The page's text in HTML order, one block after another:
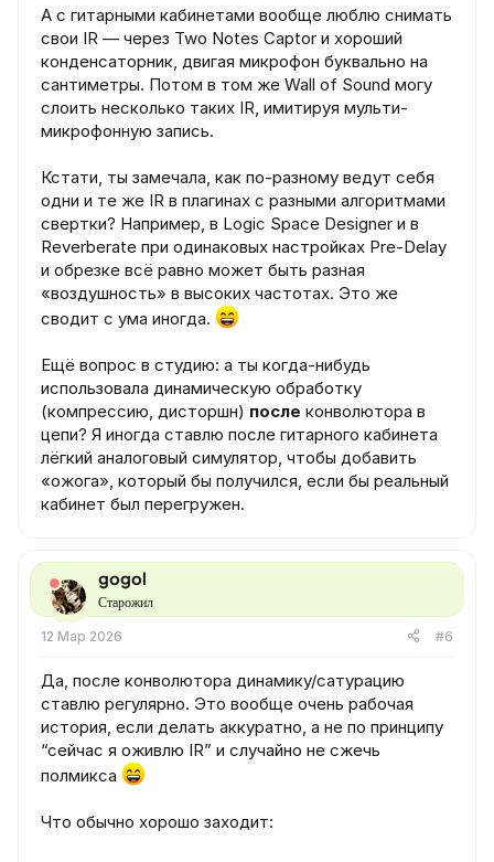
А с гитарными кабинетами вообще люблю снимать
свои IR — через Two Notes Captor и хороший
конденсаторник, двигая микрофон буквально на
сантиметры. Потом в том же Wall of Sound могу
слоить несколько таких IR, имитируя мульти-
микрофонную запись.
Кстати, ты замечала, как по-разному ведут себя
одни и те же IR в плагинах с разными алгоритмами
свертки? Например, в Logic Space Designer и в
Reverberate при одинаковых настройках Pre-Delay
и обрезке всё равно может быть разная
«воздушность» в высоких частотах. Это же
сводит с ума иногда.
Ещё вопрос в студию: а ты когда-нибудь
использовала динамическую обработку
(компрессию, дисторшн) после конволютора в
цепи? Я иногда ставлю после гитарного кабинета
лёгкий аналоговый симулятор, чтобы добавить
«ожога», который бы получился, если бы реальный
кабинет был перегружен.
gogol
Старожил
12 Мар 2026 #6
Да, после конволютора динамику/сатурацию
ставлю регулярно. Это вообще очень рабочая
история, если делать аккуратно, а не по принципу
“сейчас я оживлю IR” и случайно не сжечь
полмикса
Что обычно хорошо заходит: